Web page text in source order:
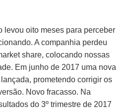
levou oito meses para perceber
A companhia perdeu
share, colocando nossas
Em junho de 2017 uma nova
prometendo corrigir os
Novo fracasso. Na
do 3º trimestre de 2017